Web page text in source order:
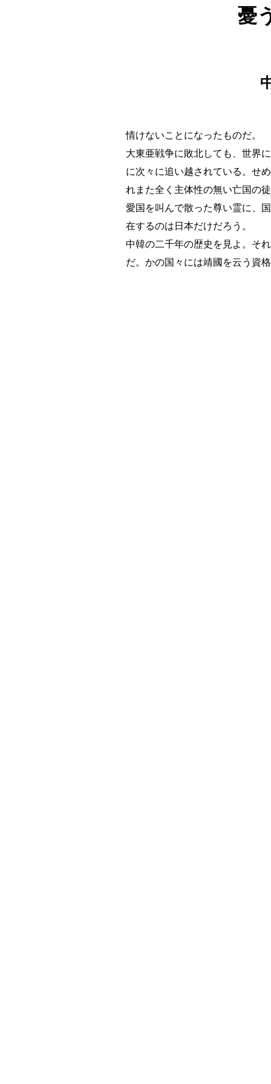
憂
情けないことになったものだ。
大東亜戦争に敗北しても、世界
に次々に追い越されている。せ
れまた全く主体性の無い亡国の
愛国を叫んで散った尊い霊に、
在するのは日本だけだろう。
中韓の二千年の歴史を見よ。そ
だ。かの国々には靖國を云う資